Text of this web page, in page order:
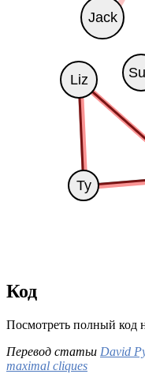
Код
Посмотреть полный код
Перевод статьи David
maximal cliques